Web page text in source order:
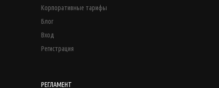
Корпоративные тарифы
Блог
Вход
Регистрация
РЕГЛАМЕНТ